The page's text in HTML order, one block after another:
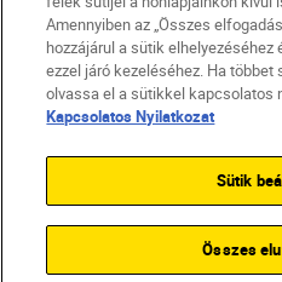
Sütikkel kapcsolatos
Akadálymentesség
© 2026 Nikon
Amennyiben az „Összes
hozzájárul a sütik elhelyezéséhez
ezzel járó kezeléséhez. Ha többet
olvassa el a sütikkel kapcsolatos
Kapcsolatos Nyilatkozat
Sütik
Összes